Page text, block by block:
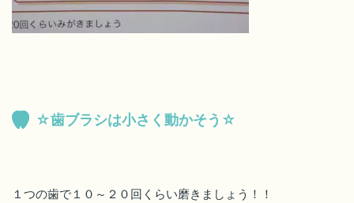
☆歯ブラシは小さく動かそう☆
１つの歯で１０～２０回くらい磨きましょう！！